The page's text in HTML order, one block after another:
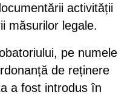
activității
măsurilor legale.
pe numele
de reținere
a fost introdus în